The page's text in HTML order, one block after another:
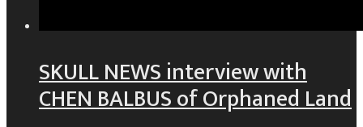
SKULL NEWS interview with
CHEN BALBUS of Orphaned Land